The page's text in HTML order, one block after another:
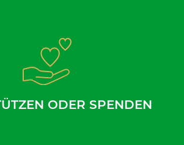
ODER SPENDEN